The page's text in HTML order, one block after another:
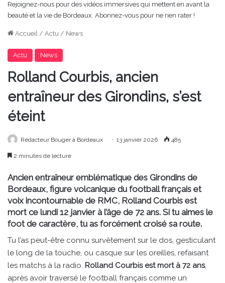
Rejoignez-nous pour des vidéos immersives qui mettent en avant la
beauté et la vie de Bordeaux. Abonnez-vous pour ne rien rater !
Accueil / Actu / News
Actu News
Rolland Courbis, ancien
entraîneur des Girondins, s’est
éteint
Rédacteur Bouger à Bordeaux 13 janvier 2026 485
2 minutes de lecture
Ancien entraîneur emblématique des Girondins de
Bordeaux, figure volcanique du football français et
voix incontournable de RMC, Rolland Courbis est
mort ce lundi 12 janvier à l’âge de 72 ans. Si tu aimes le
foot de caractère, tu as forcément croisé sa route.
Tu l’as peut-être connu survêtement sur le dos, gesticulant
le long de la touche, ou casque sur les oreilles, refaisant
les matchs à la radio. Rolland Courbis est mort à 72 ans,
après avoir traversé le football français comme un